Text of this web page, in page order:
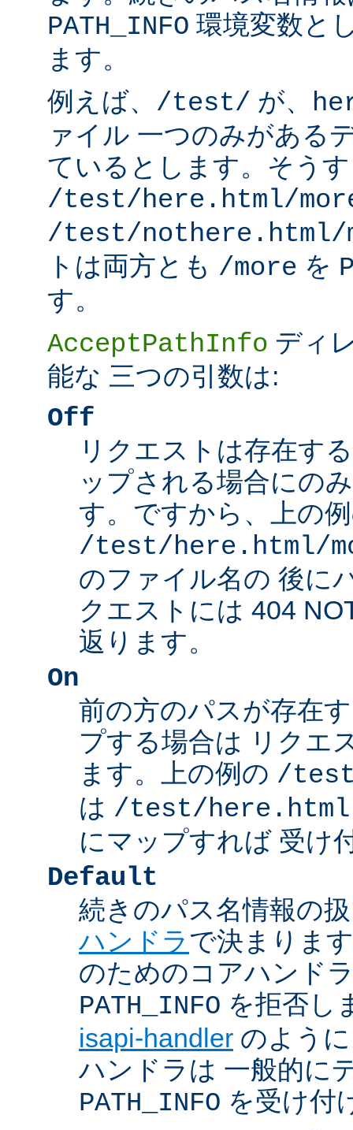
PATH_INFO 環境変数と
ます。
例えば、 /test/ が、
ァイル 一つのみがある
ているとします。そう
/test/here.html/
/test/nothere.html/
トは両方とも /more を
す。
AcceptPathInfo ディ
能な 三つの引数は:
Off
リクエストは存在す
ップされる場合にの
す。ですから、上の
/test/here.html/
のファイル名の 後に
クエストには 404
返ります。
On
前の方のパスが存在
プする場合は リクエ
ます。上の例の /
は /test/here.html
にマップすれば 受け
Default
続きのパス名情報の
ハンドラで決まりま
のためのコアハンド
PATH_INFO を拒否し
isapi-handler のよう
ハンドラは 一般的に
PATH_INFO を受け付